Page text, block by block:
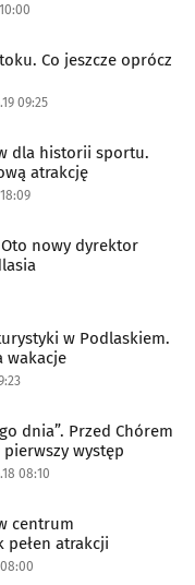
Co jeszcze oprócz
09:25
dla historii sportu.
atrakcję
Oto nowy dyrektor
w Podlaskiem.
wakacje
dnia”. Przed Chórem
pierwszy występ
08:10
centrum
pełen atrakcji